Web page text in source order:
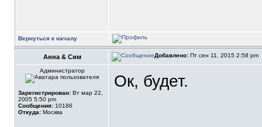
Вернуться к началу
Анна & Сим Добавлено: Пт сен 11, 2015 2:58 pm
Администратор
Зарегистрирован: Вт мар 22,
2005 5:50 pm
Сообщения: 10186
Откуда: Москва
Ок, будет.